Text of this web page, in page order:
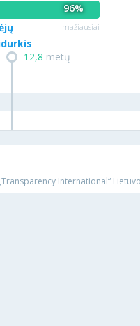
96%
mažiausiai
12,8 metų
International“